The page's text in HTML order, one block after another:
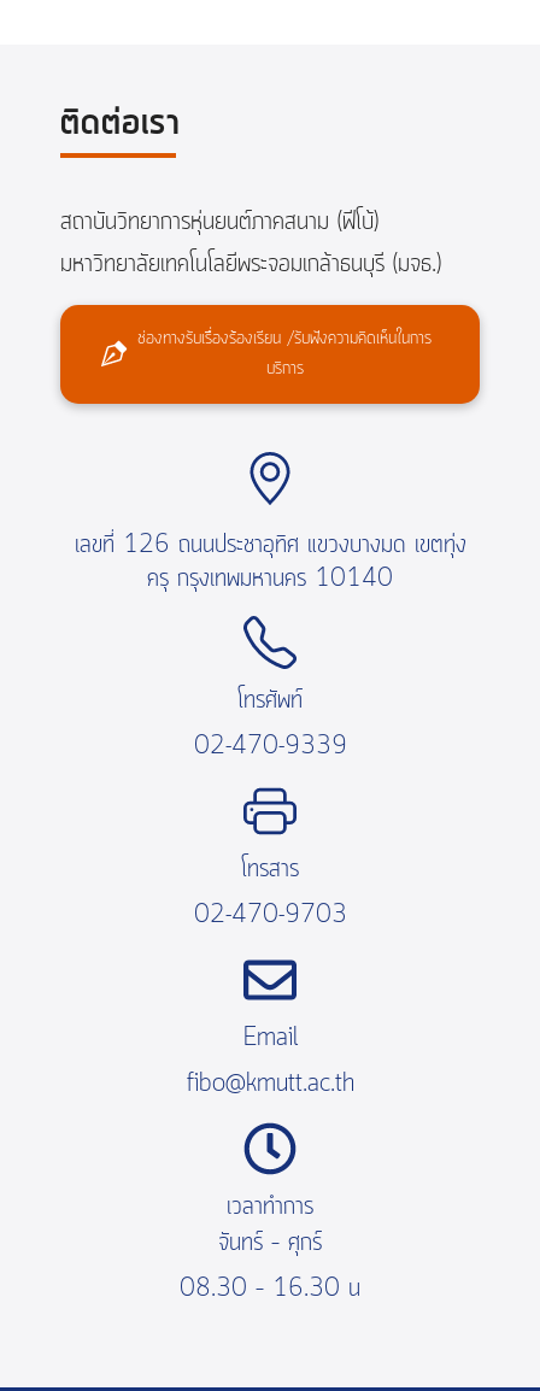
ติดต่อเรา
สถาบันวิทยาการหุ่นยนต์ภาคสนาม (ฟีโบ้)
มหาวิทยาลัยเทคโนโลยีพระจอมเกล้าธนบุรี (มจธ.)
ช่องทางรับเรื่องร้องเรียน /รับฟังความคิดเห็นในการ
บริการ
เลขที่ 126 ถนนประชาอุทิศ แขวงบางมด เขตทุ่ง
ครุ กรุงเทพมหานคร 10140
โทรศัพท์
02-470-9339
โทรสาร
02-470-9703
Email
fibo@kmutt.ac.th
เวลาทำการ
จันทร์ – ศุกร์
08.30 – 16.30 น